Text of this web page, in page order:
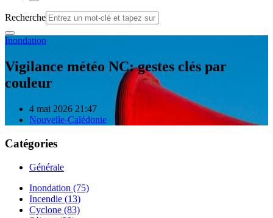
Recherche
Inondation
Vigilance météo NC: gestes clés par
couleur
4 mai 2026 21:47
Nouvelle-Calédonie
Catégories
Générale
Inondation (75)
Incendie (13)
Cyclone (83)